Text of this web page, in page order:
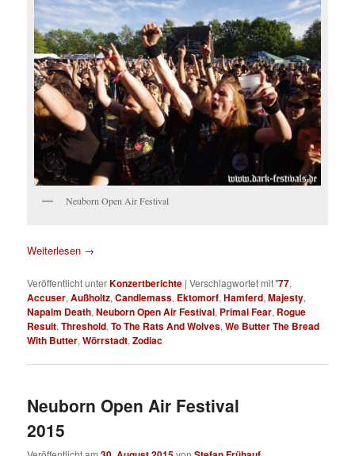
Neuborn Open Air Festival
Weiterlesen →
Veröffentlicht unterKonzertberichte |Verschlagwortet mit'77,
Accuser,Außholtz,Candlemass, Ektomorf,Hamferd,Majesty,
Napalm Death,Neuborn Open Air Festival, Primal Fear, Rogue
Result,Threshold,To The Rats And Wolves,We Butter The Bread
With Butter,Wörrstadt,Zodiac
Neuborn Open Air Festival
2015